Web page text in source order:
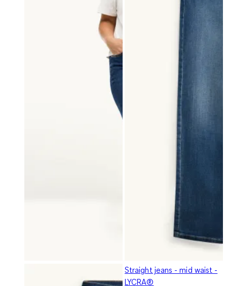
Straight jeans - mid waist -
LYCRA®